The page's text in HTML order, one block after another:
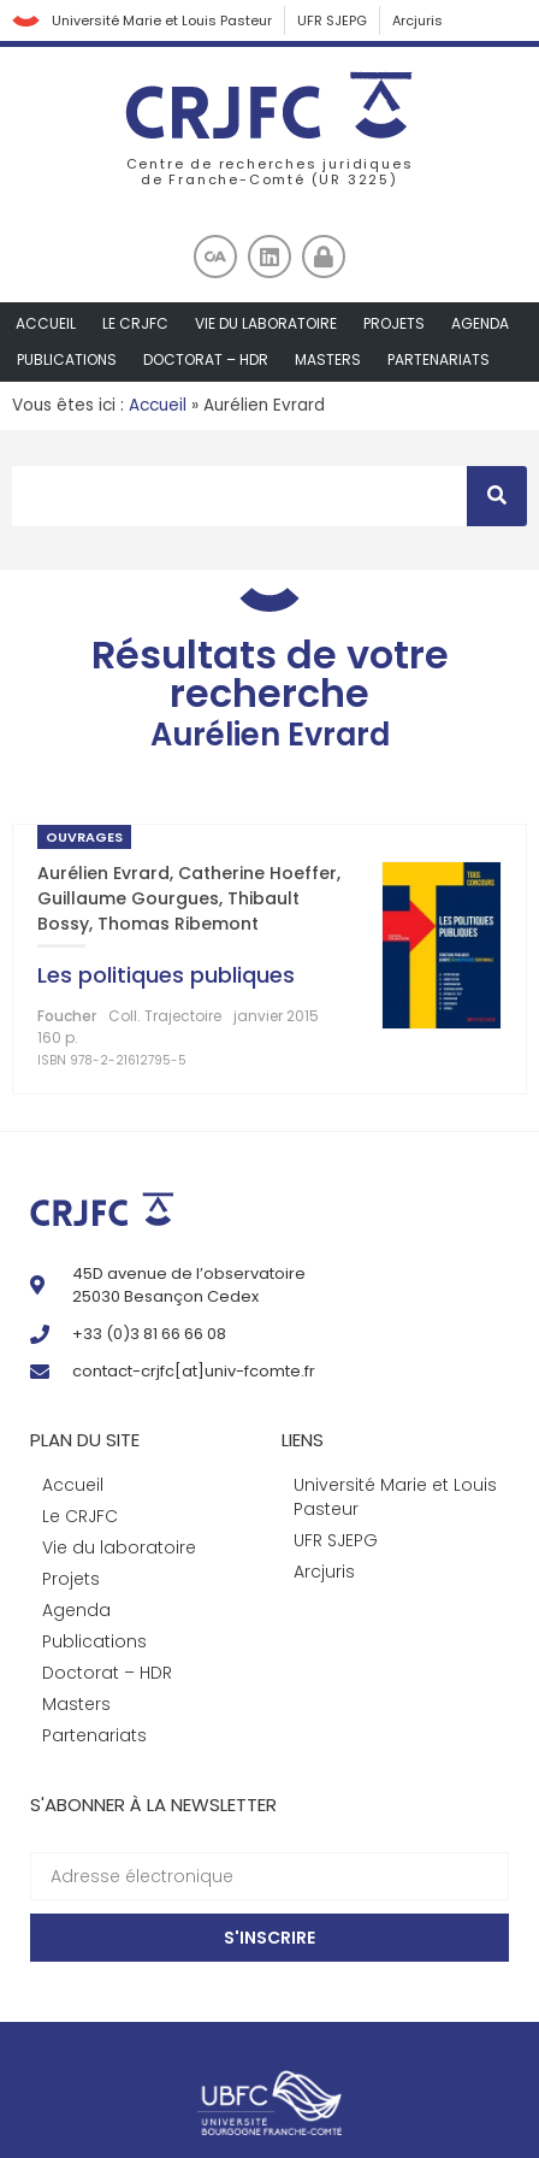
Université Marie et Louis Pasteur UFR SJEPG Arcjuris
Centre de recherches juridiques
de Franche-Comté (UR 3225)
ACCUEIL LE CRJFC VIE DU LABORATOIRE PROJETS
AGENDA
PUBLICATIONS
DOCTORAT – HDR MASTERS PARTENARIATS
Vous êtes ici : Accueil » Aurélien Evrard
Résultats de votre
recherche
Aurélien Evrard
OUVRAGES
Aurélien Evrard, Catherine Hoeffer,
Guillaume Gourgues, Thibault
Bossy, Thomas Ribemont
Les politiques publiques
Foucher Coll. Trajectoire
janvier 2015
160 p.
ISBN 978-2-21612795-5
45D avenue de l’observatoire
25030 Besançon Cedex
+33 (0)3 81 66 66 08
contact-crjfc[at]univ-fcomte.fr
PLAN DU SITE
Accueil
Le CRJFC
Vie du laboratoire
Projets
Agenda
Publications
Doctorat – HDR
Masters
Partenariats
LIENS
Université Marie et Louis
Pasteur
UFR SJEPG
Arcjuris
S'ABONNER À LA NEWSLETTER
S'INSCRIRE